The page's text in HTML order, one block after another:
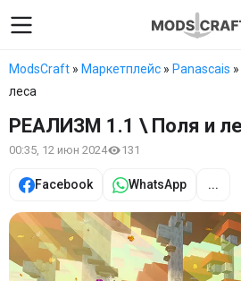
ModsCraft » Маркетплейс » Panascais
леса
РЕАЛИЗМ 1.1 \ Поля и
00:35, 12 июн 2024 131
Facebook WhatsApp ...